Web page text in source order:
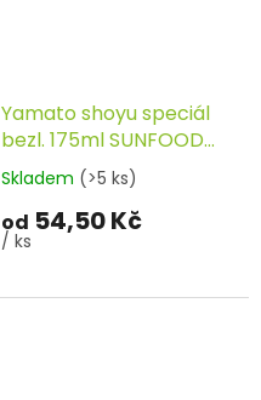
Yamato shoyu speciál
bezl. 175ml SUNFOOD
VM
Skladem (>5 ks)
od 54,50 Kč
/ ks